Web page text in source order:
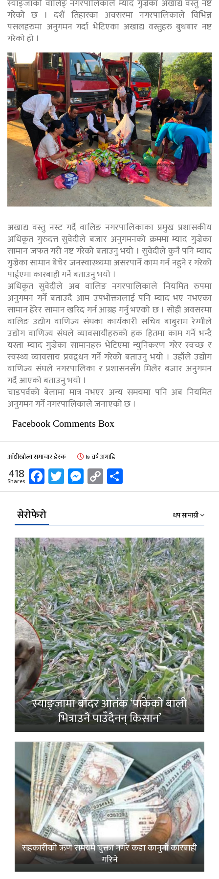
स्याङ्जाको वालिङ् नगरपालिकाले म्याद गुज्रेका अखाद्य वस्तु नष्ट
गरेको छ । दशैं तिहारका अवसरमा नगरपालिकाले विभिन्न
पसलहरुमा अनुगमन गर्दा भेटिएका अखाद्य वस्तुहरु बुधबार नष्ट
गरेको हो ।
अखाद्य वस्तु नस्ट गर्दै वालिङ नगरपालिकाका प्रमुख प्रशासकीय
अधिकृत गुरुदत्त सुवेदीले बजार अनुगमनको क्रममा म्याद गुज्रेका
सामान जफत गरी नष्ट गरेको बताउनु भयो । सुवेदीले कुनै पनि म्याद
गुज्रेका सामान बेचेर जनस्वास्थ्यमा असरपार्ने काम गर्न नहुने र गरेको
पाईएमा कारबाही गर्ने बताउनु भयो ।
अधिकृत सुवेदीले अब वालिङ नगरपालिकाले नियमित रुपमा
अनुगमन गर्ने बताउदै आम उपभोक्तालाई पनि म्याद भए नभएका
सामान हेरेर सामान खरिद गर्न आग्रह गर्नु भएको छ । सोही अवसरमा
वालिङ उद्योग वाणिज्य संघका कार्यकारी सचिव बाबुराम रेग्मीले
उद्योग वाणिज्य संघले व्यावसायीहरुको हक हितमा काम गर्ने भन्दै
यस्ता म्याद गुज्रेका सामानहरु भेटिएमा न्युनिकरण गरेर स्वच्छ र
स्वस्थ्य व्यावसाय प्रवद्र्धन गर्ने गरेको बताउनु भयो । उहाँले उद्योग
वाणिज्य संघले नगरपालिका र प्रशासनसंँग मिलेर बजार अनुगमन
गर्दै आएको बताउनु भयो ।
चाडपर्वको बेलामा मात्र नभएर अन्य समयमा पनि अब नियमित
अनुगमन गर्ने नगरपालिकाले जनाएको छ ।
Facebook Comments Box
आँधीखोला समाचार डेस्क ७ वर्ष अगाडि
418
Shares Facebook
Twitter
Messenger
Copy
Link
सेरोफेरो थप सामाग्री
स्याङ्जामा बाँदर आतंक ‘पाकेको बाली
भित्राउनै पाउँदैनन् किसान’
सहकारीको ऋण समयमै चुक्ता नगरे कडा कानुनी कारबाही
गरिने